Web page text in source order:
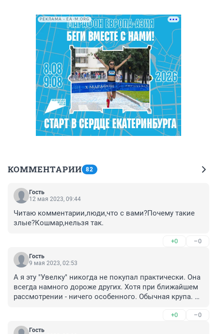
РЕКЛАМА • EA-M.ORG
КОММЕНТАРИИ 82
Гость
12 мая 2023, 09:44
Читаю комментарии,люди,что с вами?Почему такие
злые?Кошмар,нельзя так.
+0 –0
Гость
9 мая 2023, 02:53
А я эту "Увелку" никогда не покупал практически. Она
всегда намного дороже других. Хотя при ближайшем
рассмотрении - ничего особенного. Обычная крупа.
эффект: мол, раз дороже, значит лучше. Но нифига
подобного! Ставка на лохов.
+0 –0
Гость